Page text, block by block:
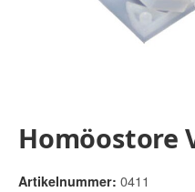
Homöostore
Artikelnummer: 0411